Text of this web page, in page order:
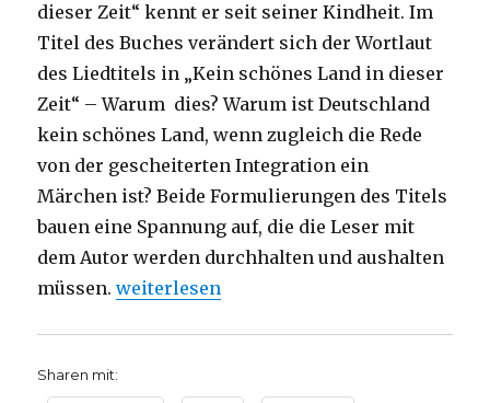
dieser Zeit“ kennt er seit seiner Kindheit. Im
Titel des Buches verändert sich der Wortlaut
des Liedtitels in „Kein schönes Land in dieser
Zeit“ – Warum dies? Warum ist Deutschland
kein schönes Land, wenn zugleich die Rede
von der gescheiterten Integration ein
Märchen ist? Beide Formulierungen des Titels
bauen eine Spannung auf, die die Leser mit
dem Autor werden durchhalten und aushalten
müssen.„Einspruch. Rezension von Christoph
weiterlesen
Sharen mit: